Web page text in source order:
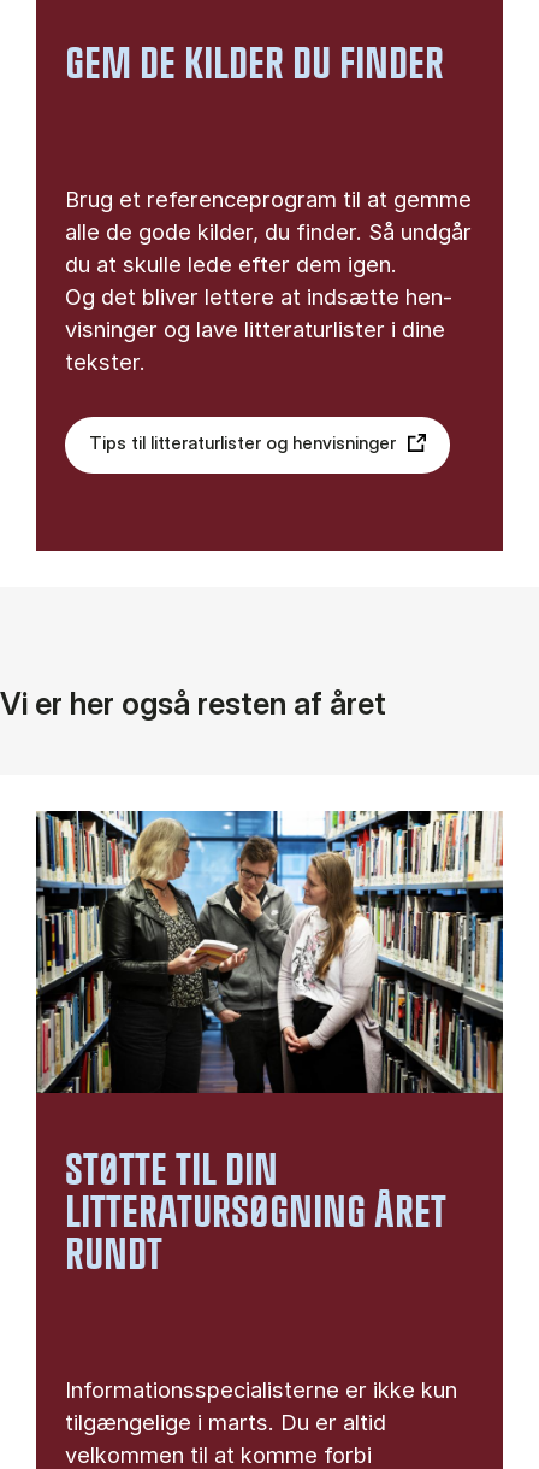
GEM DE KILDER DU FINDER
Brug et re­fe­ren­ce­pro­gram til at gem­me
alle de gode kil­der, du fin­der. Så und­går
du at skul­le lede ef­ter dem igen.
Og det bli­ver let­te­re at ind­sæt­te hen­
vis­nin­ger og lave lit­te­ra­tur­li­ster i dine
tek­ster.
Tips til litteraturlister og henvisninger
Vi er her også resten af året
STØTTE TIL DIN
LITTERATURSØGNING ÅRET
RUNDT
Informationsspecialisterne er ikke kun
tilgængelige i marts. Du er altid
velkommen til at komme forbi